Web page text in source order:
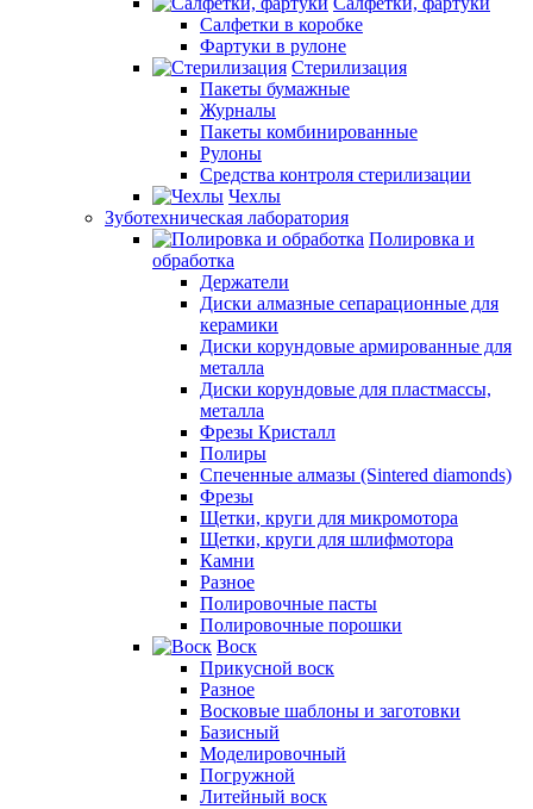
Салфетки в коробке
Фартуки в рулоне
Стерилизация
Пакеты бумажные
Журналы
Пакеты комбинированные
Рулоны
Средства контроля стерилизации
Чехлы
Зуботехническая лаборатория
Полировка и
обработка
Держатели
Диски алмазные сепарационные для
керамики
Диски корундовые армированные для
металла
Диски корундовые для пластмассы,
металла
Фрезы Кристалл
Полиры
Спеченные алмазы (Sintered diamonds)
Фрезы
Щетки, круги для микромотора
Щетки, круги для шлифмотора
Камни
Разное
Полировочные пасты
Полировочные порошки
Воск
Прикусной воск
Разное
Восковые шаблоны и заготовки
Базисный
Моделировочный
Погружной
Литейный воск